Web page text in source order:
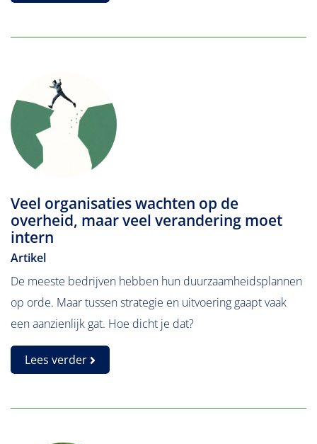
Veel organisaties wachten op de
overheid, maar veel verandering moet
intern
Artikel
De meeste bedrijven hebben hun duurzaamheidsplannen
op orde. Maar tussen strategie en uitvoering gaapt vaak
een aanzienlijk gat. Hoe dicht je dat?
Lees verder